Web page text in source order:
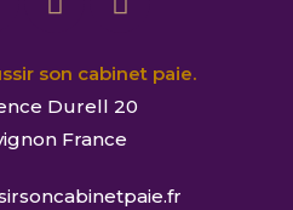
son cabinet paie.
Durell 20
France